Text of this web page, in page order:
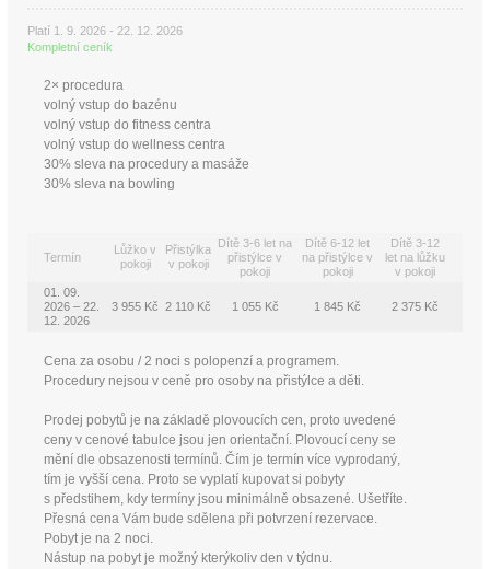
Platí 1. 9. 2026 - 22. 12. 2026
Kompletní ceník
2× procedura
volný vstup do bazénu
volný vstup do fitness centra
volný vstup do wellness centra
30% sleva na procedury a masáže
30% sleva na bowling
Termín
Lůžko v
pokoji
Přistýlka
v pokoji
Dítě 3-6 let na
přistýlce v
pokoji
Dítě 6-12 let
na přistýlce v
pokoji
Dítě 3-12
let na lůžku
v pokoji
01. 09.
2026 – 22.
12. 2026
3 955 Kč 2 110 Kč 1 055 Kč 1 845 Kč 2 375 Kč
Cena za osobu / 2 noci s polopenzí a programem.
Procedury nejsou v ceně pro osoby na přistýlce a děti.
Prodej pobytů je na základě plovoucích cen, proto uvedené
ceny v cenové tabulce jsou jen orientační. Plovoucí ceny se
mění dle obsazenosti termínů. Čím je termín více vyprodaný,
tím je vyšší cena. Proto se vyplatí kupovat si pobyty
s předstihem, kdy termíny jsou minimálně obsazené. Ušetříte.
Přesná cena Vám bude sdělena při potvrzení rezervace.
Pobyt je na 2 noci.
Nástup na pobyt je možný kterýkoliv den v týdnu.